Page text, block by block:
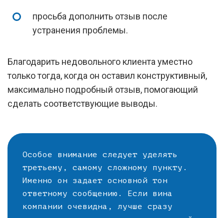
просьба дополнить отзыв после
устранения проблемы.
Благодарить недовольного клиента уместно
только тогда, когда он оставил конструктивный,
максимально подробный отзыв, помогающий
сделать соответствующие выводы.
Особое внимание следует уделять
третьему, самому сложному пункту.
Именно он задает основной тон
ответному сообщению. Если вина
компании очевидна, лучше сразу